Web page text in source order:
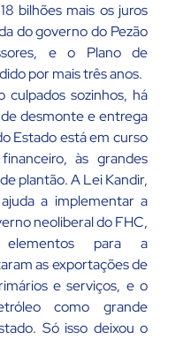
bilhões mais os juros
do governo do Pezão
e o Plano de
por mais três anos.
culpados sozinhos, há
desmonte e entrega
Estado está em curso
às grandes
plantão. A Lei Kandir,
a implementar a
neoliberal do FHC,
para a
as exportações de
e serviços, e o
como grande
Só isso deixou o